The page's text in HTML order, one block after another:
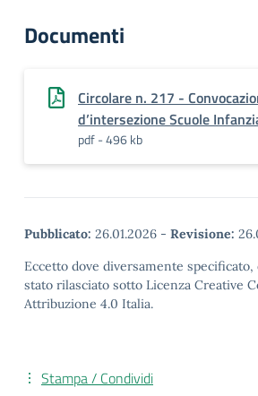
Documenti
Circolare n. 217 -
d’intersezione Scuole
pdf - 496 kb
Pubblicato: 26.01.2026 - Revisione:
Eccetto dove diversamente
stato rilasciato sotto Licenza Creative
Attribuzione 4.0 Italia.
Stampa / Condividi